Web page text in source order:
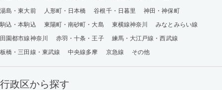
湯島・東大前
人形町・日本橋 谷根千・日暮里
神田・神保町
駒込・本駒込
東陽町・南砂町・大島 東横線神奈川
みなとみらい線
田園都市線神奈川
赤羽・十条・王子
練馬・大江戸線・西武線
板橋・三田線・東武線
中央線多摩 京急線 その他
行政区から探す